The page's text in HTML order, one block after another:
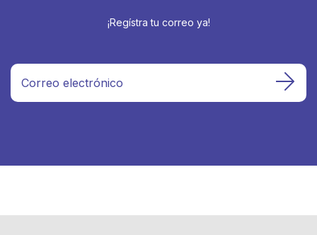
¡Regístra tu correo ya!